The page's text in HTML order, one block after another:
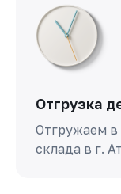
Отгрузка
Отгружаем в
склада в г.